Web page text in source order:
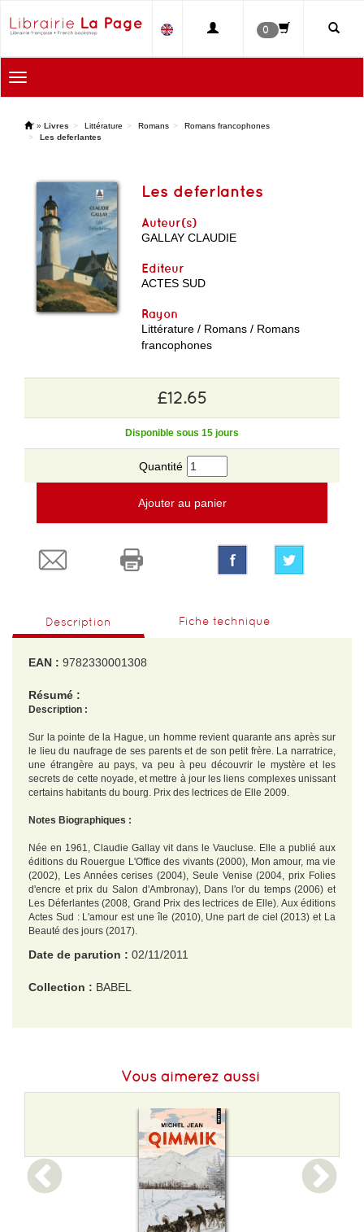
0
Toggle
navigation
' » Livres Littérature Romans
Romans francophones
Les deferlantes
Les deferlantes
Auteur(s)
GALLAY CLAUDIE
Editeur
ACTES SUD
Rayon
Littérature / Romans / Romans
francophones
£12.65
Disponible sous 15 jours
Quantité
Ajouter au panier
Description Fiche technique
EAN : 9782330001308
Résumé :
Description :
Sur la pointe de la Hague, un homme revient quarante ans après sur
le lieu du naufrage de ses parents et de son petit frère. La narratrice,
une étrangère au pays, va peu à peu découvrir le mystère et les
secrets de cette noyade, et mettre à jour les liens complexes unissant
certains habitants du bourg. Prix des lectrices de Elle 2009.
Notes Biographiques :
Née en 1961, Claudie Gallay vit dans le Vaucluse. Elle a publié aux
éditions du Rouergue L'Office des vivants (2000), Mon amour, ma vie
(2002), Les Années cerises (2004), Seule Venise (2004, prix Folies
d'encre et prix du Salon d'Ambronay), Dans l'or du temps (2006) et
Les Déferlantes (2008, Grand Prix des lectrices de Elle). Aux éditions
Actes Sud : L'amour est une île (2010), Une part de ciel (2013) et La
Beauté des jours (2017).
Date de parution : 02/11/2011
Collection : BABEL
Vous aimerez aussi